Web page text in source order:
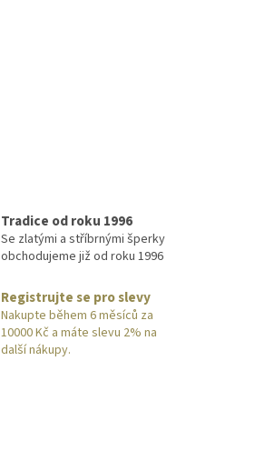
Tradice od roku 1996
Se zlatými a stříbrnými šperky
obchodujeme již od roku 1996
Registrujte se pro slevy
Nakupte během 6 měsíců za
10000 Kč a máte slevu 2% na
další nákupy.